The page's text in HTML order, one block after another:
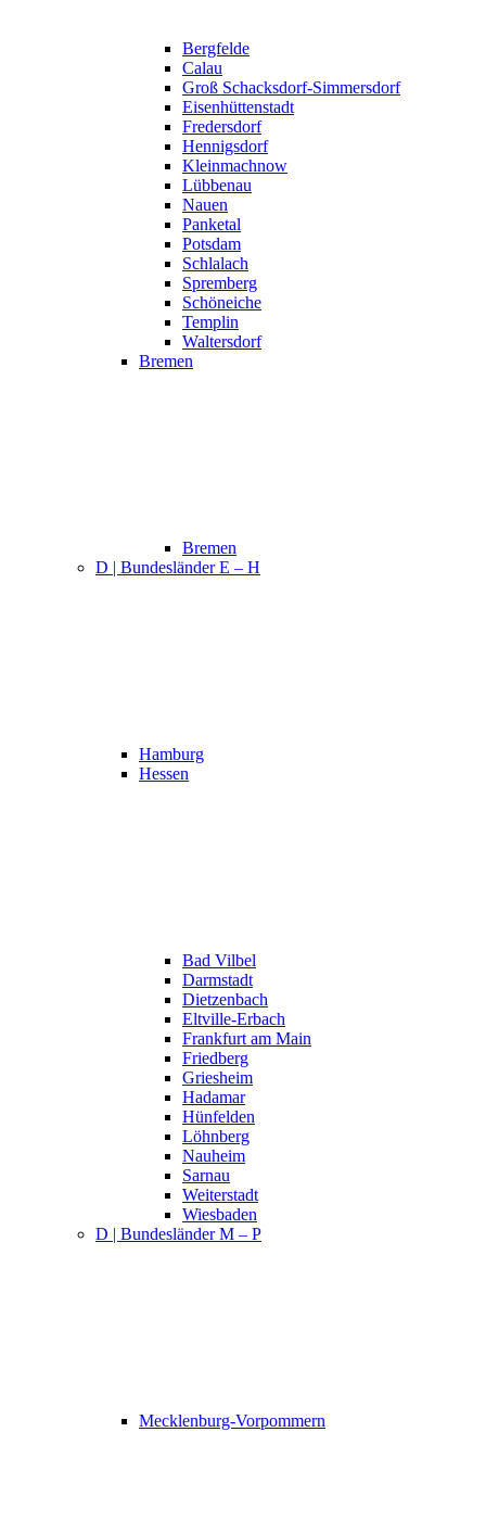
Bergfelde
Calau
Groß Schacksdorf-Simmersdorf
Eisenhüttenstadt
Fredersdorf
Hennigsdorf
Kleinmachnow
Lübbenau
Nauen
Panketal
Potsdam
Schlalach
Spremberg
Schöneiche
Templin
Waltersdorf
Bremen
Bremen
D | Bundesländer E – H
Hamburg
Hessen
Bad Vilbel
Darmstadt
Dietzenbach
Eltville-Erbach
Frankfurt am Main
Friedberg
Griesheim
Hadamar
Hünfelden
Löhnberg
Nauheim
Sarnau
Weiterstadt
Wiesbaden
D | Bundesländer M – P
Mecklenburg-Vorpommern